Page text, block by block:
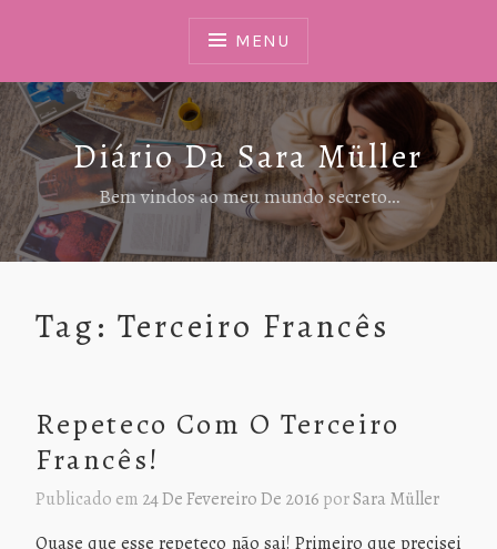
MENU
Diário Da Sara Müller
Bem vindos ao meu mundo secreto…
Tag: Terceiro Francês
Repeteco Com O Terceiro
Francês!
Publicado em 24 De Fevereiro De 2016 porSara Müller
Quase que esse repeteco não sai! Primeiro que precisei